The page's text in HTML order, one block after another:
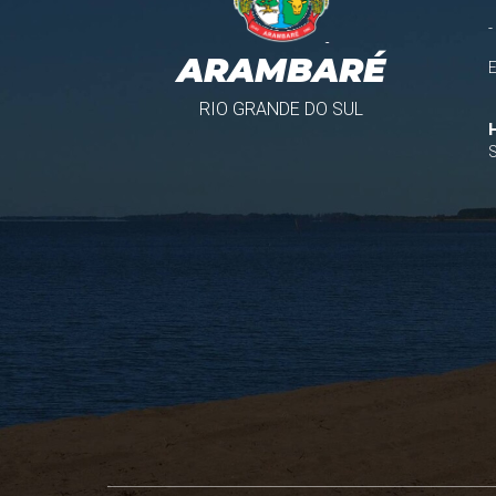
ARAMBARÉ
RIO GRANDE DO SUL